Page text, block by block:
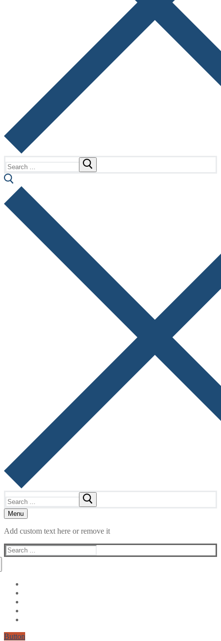
for:
for:
Menu
Add custom text here or remove it
Search
for:
Button